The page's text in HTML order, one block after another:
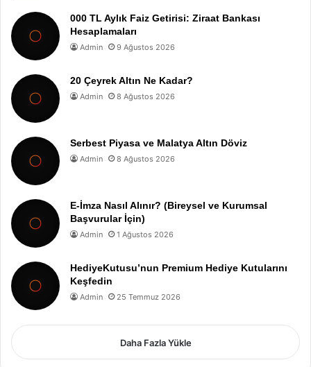
000 TL Aylık Faiz Getirisi: Ziraat Bankası
Hesaplamaları
Admin 9 Ağustos 2026
20 Çeyrek Altın Ne Kadar?
Admin 8 Ağustos 2026
Serbest Piyasa ve Malatya Altın Döviz
Admin 8 Ağustos 2026
E-İmza Nasıl Alınır? (Bireysel ve Kurumsal
Başvurular İçin)
Admin 1 Ağustos 2026
HediyeKutusu’nun Premium Hediye Kutularını
Keşfedin
Admin 25 Temmuz 2026
Daha Fazla Yükle